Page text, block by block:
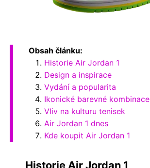
Obsah článku:
Historie Air Jordan 1
Design a inspirace
Vydání a popularita
Ikonické barevné kombinace
Vliv na kulturu tenisek
Air Jordan 1 dnes
Kde koupit Air Jordan 1
Historie Air Jordan 1